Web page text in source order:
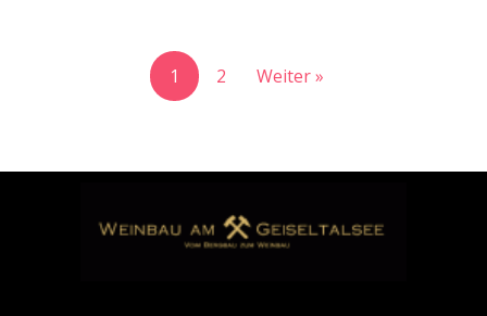
1 2 Weiter »